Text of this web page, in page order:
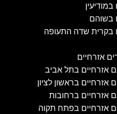
במודיעין
בשוהם
בקרית שדה התעופה
אזרחיים
אזרחיים בתל אביב
אזרחיים בראשון לציון
אזרחיים ברחובות
אזרחיים בפתח תקוה